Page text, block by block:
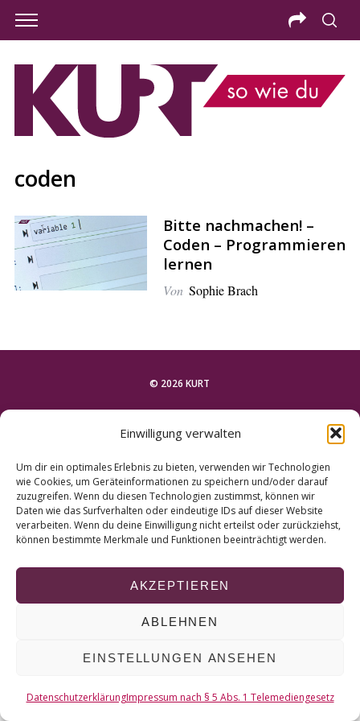
Einwilligung verwalten
Um dir ein optimales Erlebnis zu bieten, verwenden wir Technologien
wie Cookies, um Geräteinformationen zu speichern und/oder darauf
zuzugreifen. Wenn du diesen Technologien zustimmst, können wir
Daten wie das Surfverhalten oder eindeutige IDs auf dieser Website
verarbeiten. Wenn du deine Einwilligung nicht erteilst oder zurückziehst,
können bestimmte Merkmale und Funktionen beeinträchtigt werden.
AKZEPTIEREN
ABLEHNEN
EINSTELLUNGEN ANSEHEN
DatenschutzerklärungImpressum nach § 5 Abs. 1 Telemediengesetz
coden
Bitte nachmachen! –
Coden – Programmieren
lernen
Von Sophie Brach
© 2026 KURT
NACH OBEN
a